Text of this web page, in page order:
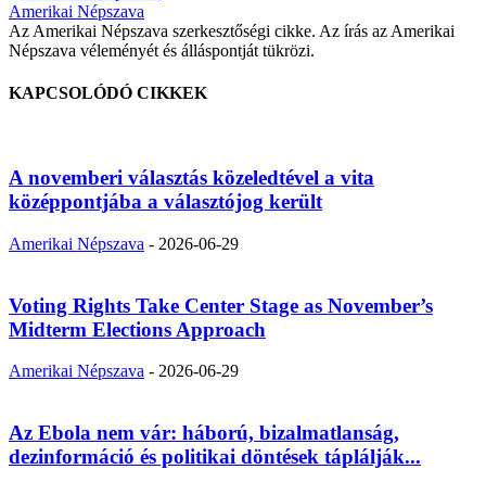
Amerikai Népszava
Az Amerikai Népszava szerkesztőségi cikke. Az írás az Amerikai
Népszava véleményét és álláspontját tükrözi.
KAPCSOLÓDÓ CIKKEK
A novemberi választás közeledtével a vita
középpontjába a választójog került
Amerikai Népszava - 2026-06-29
Voting Rights Take Center Stage as November’s
Midterm Elections Approach
Amerikai Népszava - 2026-06-29
Az Ebola nem vár: háború, bizalmatlanság,
dezinformáció és politikai döntések táplálják...